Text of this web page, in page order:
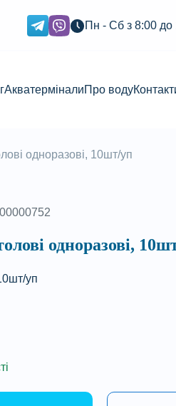
Пн - Сб з 8:00 до
АкватерміналиПро воду
одноразові, 10шт/уп
одноразові,
уп